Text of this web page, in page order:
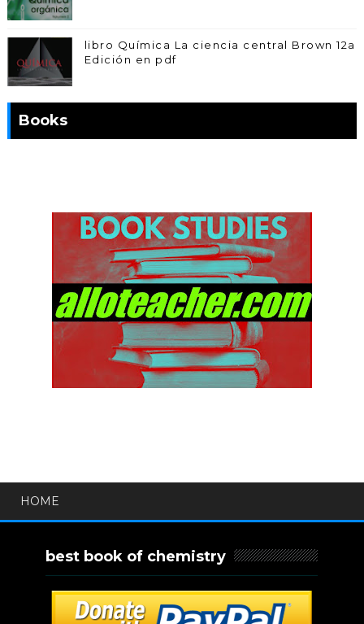
libro Química La ciencia central Brown 12a
Edición en pdf
Books
HOME
best book of chemistry